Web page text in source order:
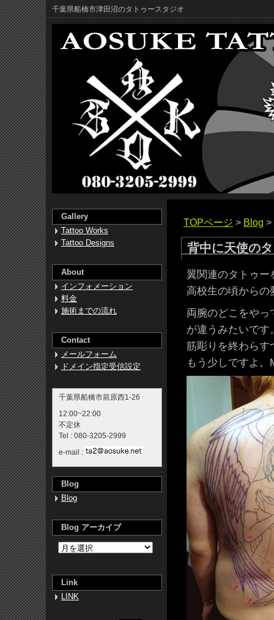
千葉県船橋市津田沼のタトゥースタジオ
TOPページ > Blog >
背中に天使の
翼関連のタトゥー
高校生の頃からの
両腕のどこをやっ
が違うみたいです
筋彫りを終わらす
もう少しですよ。
Gallery
Tattoo Works
Tattoo Designs
About
インフォメーション
料金
施術までの流れ
Contact
メールフォーム
ドメイン指定受信設定
千葉県船橋市前原西1-26
12:00~22:00
不定休
Tel : 080-3205-2999
e-mail :
Blog
Blog
Blog アーカイブ
Link
LINK